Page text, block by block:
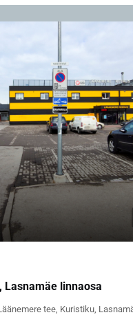
Lasnamäe linnaosa
tee, Kuristiku,